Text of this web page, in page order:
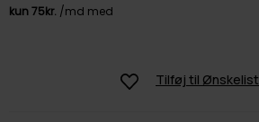
Tilføj til